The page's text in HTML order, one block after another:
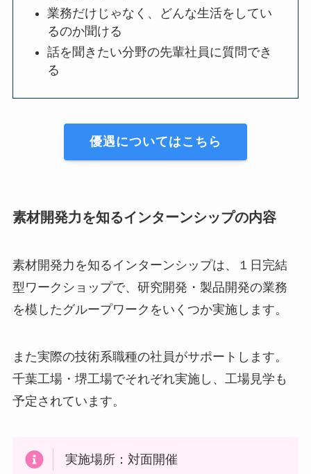
業務だけじゃなく、どんな生活をしてい
るのか聞ける
話を聞きたい分野の先輩社員に質問でき
る
優遇についてはこちら
素材開発力を知るインターンシップの内容
素材開発力を知るインターンシップは、１日完結
型ワークショップで、研究開発・製品開発の業務
を模したグループワークをいくつか実施します。
また実際の技術系職種の社員がサポートします。
千葉工場・堺工場でそれぞれ実施し、工場見学も
予定されています。
実施場所：対面開催